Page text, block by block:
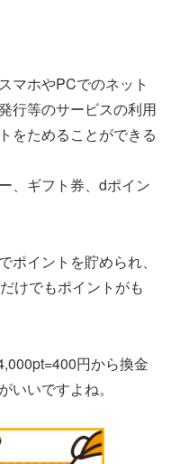
マホやPCでのネット
行等のサービスの利用
をためることができる
、ギフト券、dポイン
イントを貯められ、
けでもポイントがも
円から換金
いいですよね。